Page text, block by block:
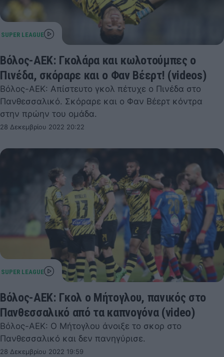
Βόλος-ΑΕΚ: Γκολάρα και κωλοτούμπες ο
Πινέδα, σκόραρε και ο Φαν Βέερτ! (videos)
Βόλος-ΑΕΚ: Απίστευτο γκολ πέτυχε ο Πινέδα στο
Πανθεσσαλικό. Σκόραρε και ο Φαν Βέερτ κόντρα
στην πρώην του ομάδα.
28 Δεκεμβρίου 2022 20:22
Βόλος-ΑΕΚ: Γκολ ο Μήτογλου, πανικός στο
Πανθεσσαλικό από τα καπνογόνα (video)
Βόλος-ΑΕΚ: Ο Μήτογλου άνοιξε το σκορ στο
Πανθεσσαλικό και δεν πανηγύρισε.
28 Δεκεμβρίου 2022 19:59